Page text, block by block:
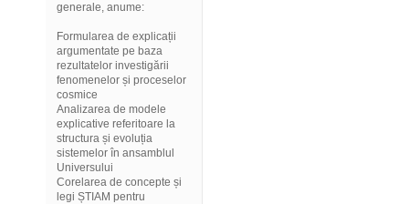
generale, anume:
Formularea de explicații
argumentate pe baza
rezultatelor investigării
fenomenelor și proceselor
cosmice
Analizarea de modele
explicative referitoare la
structura și evoluția
sistemelor în ansamblul
Universului
Corelarea de concepte și
legi ȘTIAM pentru